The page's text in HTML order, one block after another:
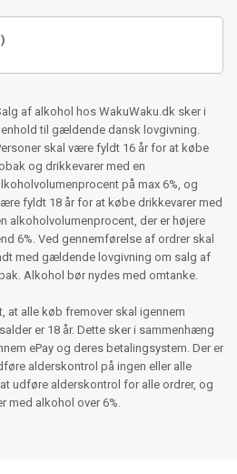
af alkohol hos WakuWaku.dk sker i
til gældende dansk lovgivning.
skal være fyldt 16 år for at købe
og drikkevarer med en
på max 6%, og
fyldt 18 år for at købe drikkevarer med
alkoholvolumenprocent, der er højere
6%. Ved gennemførelse af ordrer skal
med gældende lovgivning om salg af
Alkohol bør nydes med omtanke.
at alle køb fremover skal igennem
er 18 år. Dette sker i sammenhæng
ePay og deres betalingsystem. Der er
alderskontrol på ingen eller alle
udføre alderskontrol for alle ordrer, og
med alkohol over 6%.